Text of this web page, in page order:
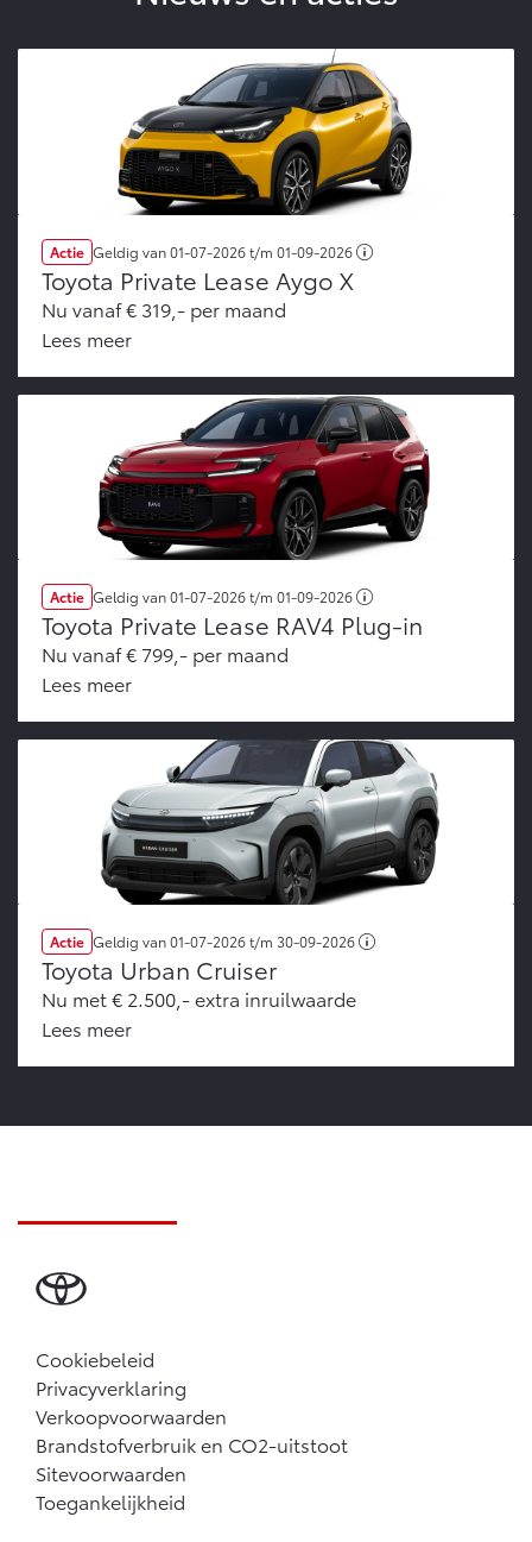
Actie Geldig van01-07-2026t/m 01-09-2026
Toyota Private Lease Aygo X
Nu vanaf € 319,- per maand
Lees meer
Actie Geldig van01-07-2026t/m 01-09-2026
Toyota Private Lease RAV4 Plug-in
Nu vanaf € 799,- per maand
Lees meer
Actie Geldig van01-07-2026t/m 30-09-2026
Toyota Urban Cruiser
Nu met € 2.500,- extra inruilwaarde
Lees meer
Cookiebeleid
Privacyverklaring
Verkoopvoorwaarden
Brandstofverbruik en CO2-uitstoot
Sitevoorwaarden
Toegankelijkheid